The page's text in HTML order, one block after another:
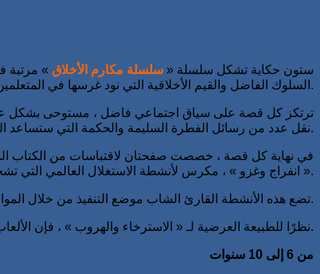
ستون حكاية تشكل سلسلة « سلسلة مكارم الأخلاق » مرتبة في 6 مستويات (حسب مدى تعقيد
السلوك الفاضل والقيم الأخلاقية التي نود غرسها في المتعلمين الصغار.
ترتكز كل قصة على سياق اجتماعي فاضل ، مستوحى بشكل عام
نقل عدد من رسائل الفطرة السليمة والحكمة التي ستساعد الشباب على فهم أنفسهم بشكل أفضل والتقدم بشكل أفضل على طريق الفضيلة والتعليم الجيد.
في نهاية كل قصة ، خصصت صفحتان لاقتباسات من الكتاب
« انفراج وغزو » ، مكرس لأنشطة الاستغلال العالمي التي تشجع المرء على تجاوز الفهم البسيط لأحداث الحكاية من أجل تطوير استراتيجية الحفظ والنقد لدى القراء.
تضع هذه الأنشطة القارئ الشاب موضع التنفيذ من خلال المواقف التي تعتمد على البعد المرح ، مما يوفر فرصًا متعددة للعب ألعاب مجزية وجذابة.
نظرًا للطبيعة العرضية لـ « الاسترخاء والهروب » ، فإن الألعاب والمهام المعروضة في هذا القسم تحفز ذاكرة القارئ وخياله.
من 6 إلى 10 سنوات